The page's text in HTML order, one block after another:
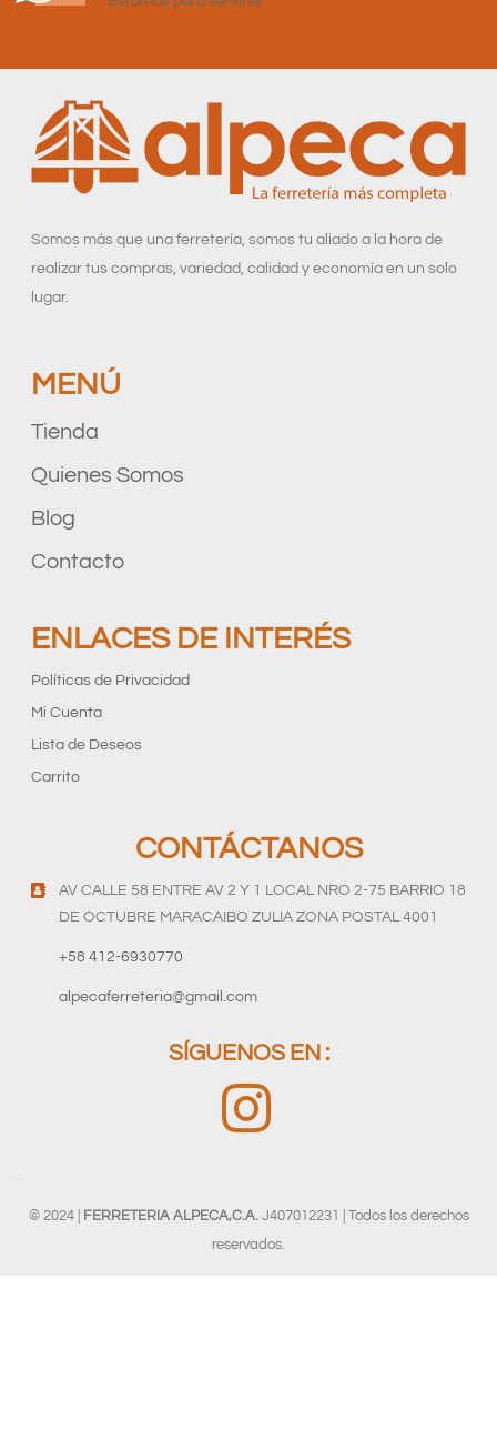
Somos más que una ferretería, somos tu aliado a la hora de
realizar tus compras, variedad, calidad y economía en un solo
lugar.
MENÚ
Tienda
Quienes Somos
Blog
Contacto
ENLACES DE INTERÉS
Políticas de Privacidad
Mi Cuenta
Lista de Deseos
Carrito
CONTÁCTANOS
AV CALLE 58 ENTRE AV 2 Y 1 LOCAL NRO 2-75 BARRIO 18
DE OCTUBRE MARACAIBO ZULIA ZONA POSTAL 4001
+58 412-6930770
alpecaferreteria@gmail.com
SÍGUENOS EN :
© 2024 | FERRETERIA ALPECA,C.A.J407012231 | Todos los derechos
reservados.